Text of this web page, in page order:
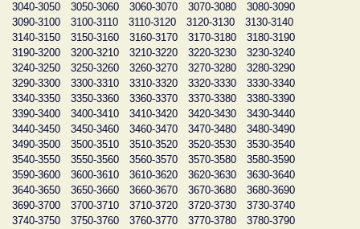
3040-3050
3050-3060 3060-3070 3070-3080
3080-3090
3090-3100
3100-3110 3110-3120 3120-3130
3130-3140
3140-3150
3150-3160 3160-3170 3170-3180
3180-3190
3190-3200
3200-3210 3210-3220 3220-3230
3230-3240
3240-3250
3250-3260 3260-3270 3270-3280
3280-3290
3290-3300
3300-3310 3310-3320 3320-3330
3330-3340
3340-3350
3350-3360 3360-3370 3370-3380
3380-3390
3390-3400
3400-3410 3410-3420 3420-3430
3430-3440
3440-3450
3450-3460 3460-3470 3470-3480
3480-3490
3490-3500
3500-3510 3510-3520 3520-3530
3530-3540
3540-3550
3550-3560 3560-3570 3570-3580
3580-3590
3590-3600
3600-3610 3610-3620 3620-3630
3630-3640
3640-3650
3650-3660 3660-3670 3670-3680
3680-3690
3690-3700
3700-3710 3710-3720 3720-3730
3730-3740
3740-3750
3750-3760 3760-3770 3770-3780
3780-3790